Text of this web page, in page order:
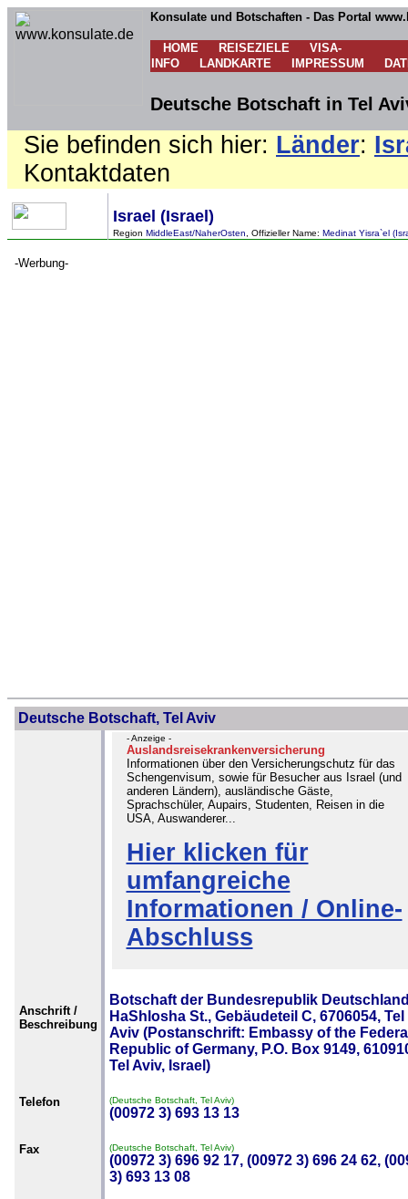
Konsulate und Botschaften - Das Portal
HOME REISEZIELE
VISA-
INFO
LANDKARTE IMPRESSUM
Deutsche Botschaft in Tel
Sie befinden sich hier: Länder:
Kontaktdaten
Israel (Israel)
Region MiddleEast/NaherOsten , Offizieller Name: Medinat Yisra`el
-Werbung-
Deutsche Botschaft, Tel Aviv
- Anzeige -
Auslandsreisekrankenversicherung
Informationen über den Versicherungschutz für das
Schengenvisum, sowie für Besucher aus Israel (und
anderen Ländern), ausländische Gäste,
Sprachschüler, Aupairs, Studenten, Reisen in die
USA, Auswanderer...
Hier klicken für
umfangreiche
Informationen / Online-
Abschluss
Anschrift /
Beschreibung
Botschaft der Bundesrepublik
HaShlosha St., Gebäudeteil C, 6706054, Tel
Aviv (Postanschrift: Embassy of the
Republic of Germany, P.O. Box 9149,
Tel Aviv, Israel)
Telefon (Deutsche Botschaft, Tel Aviv)
(00972 3) 693 13 13
Fax (Deutsche Botschaft, Tel Aviv)
(00972 3) 696 92 17, (00972 3) 696 24 62,
3) 693 13 08